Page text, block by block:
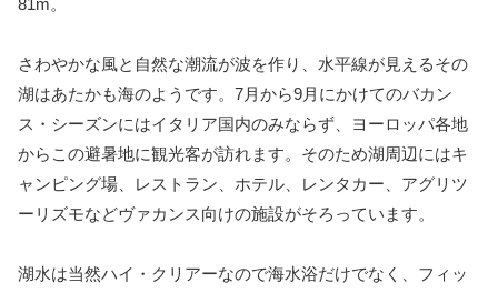
81m。
さわやかな風と自然な潮流が波を作り、水平線が見えるその
湖はあたかも海のようです。7月から9月にかけてのバカン
ス・シーズンにはイタリア国内のみならず、ヨーロッパ各地
からこの避暑地に観光客が訪れます。そのため湖周辺にはキ
ャンピング場、レストラン、ホテル、レンタカー、アグリツ
ーリズモなどヴァカンス向けの施設がそろっています。
湖水は当然ハイ・クリアーなので海水浴だけでなく、フィッ